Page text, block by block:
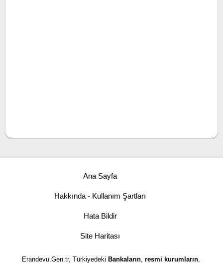
Ana Sayfa
Hakkında - Kullanım Şartları
Hata Bildir
Site Haritası
Erandevu.Gen.tr, Türkiyedeki Bankaların, resmi kurumların,